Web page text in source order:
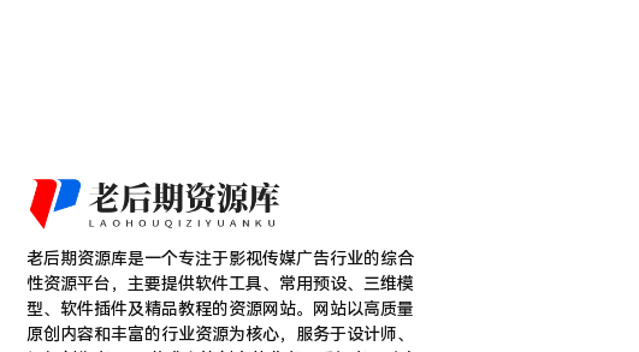
老后期资源库是一个专注于影视传媒广告行业的综合
性资源平台，主要提供软件工具、常用预设、三维模
型、软件插件及精品教程的资源网站。网站以高质量
原创内容和丰富的行业资源为核心，服务于设计师、